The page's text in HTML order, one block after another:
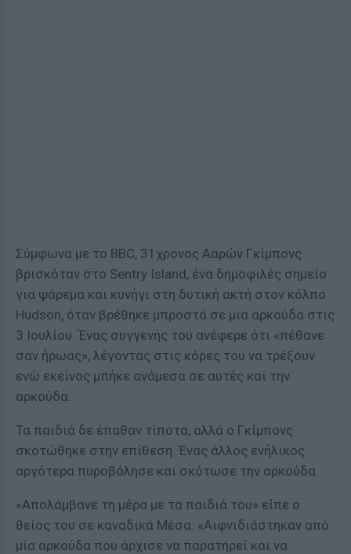
Σύμφωνα με το BBC, 31χρονος Ααρών Γκίμπονς
βρισκόταν στο Sentry Island, ένα δημοφιλές σημείο
για ψάρεμα και κυνήγι στη δυτική ακτή στον κόλπο
Hudson, όταν βρέθηκε μπροστά σε μια αρκούδα στις
3 Ιουλίου. Ένας συγγενής του ανέφερε ότι «πέθανε
σαν ήρωας», λέγοντας στις κόρες του να τρέξουν
ενώ εκείνος μπήκε ανάμεσα σε αυτές και την
αρκούδα.
Τα παιδιά δε έπαθαν τίποτα, αλλά ο Γκίμπονς
σκοτώθηκε στην επίθεση. Ένας άλλος ενήλικος
αργότερα πυροβόλησε και σκότωσε την αρκούδα.
«Απολάμβανε τη μέρα με τα παιδιά του» είπε ο
θείος του σε καναδικά Μέσα. «Αιφνιδιάστηκαν από
μία αρκούδα που άρχισε να παρατηρεί και να